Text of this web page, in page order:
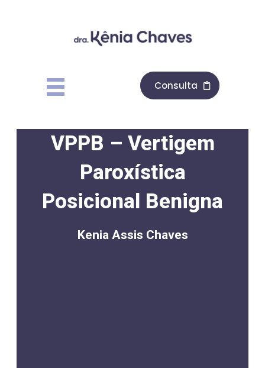
Consulta
VPPB – Vertigem
Paroxística
Posicional Benigna
Kenia Assis Chaves